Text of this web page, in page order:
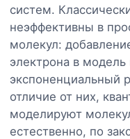
систем.
неэффективны в
молекул:
электрона в
экспоненциальный
отличие от них,
моделируют
естественно, по